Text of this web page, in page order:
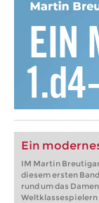
Ein
IM Martin
diesem ersten
rund um das
Weltklassespielern